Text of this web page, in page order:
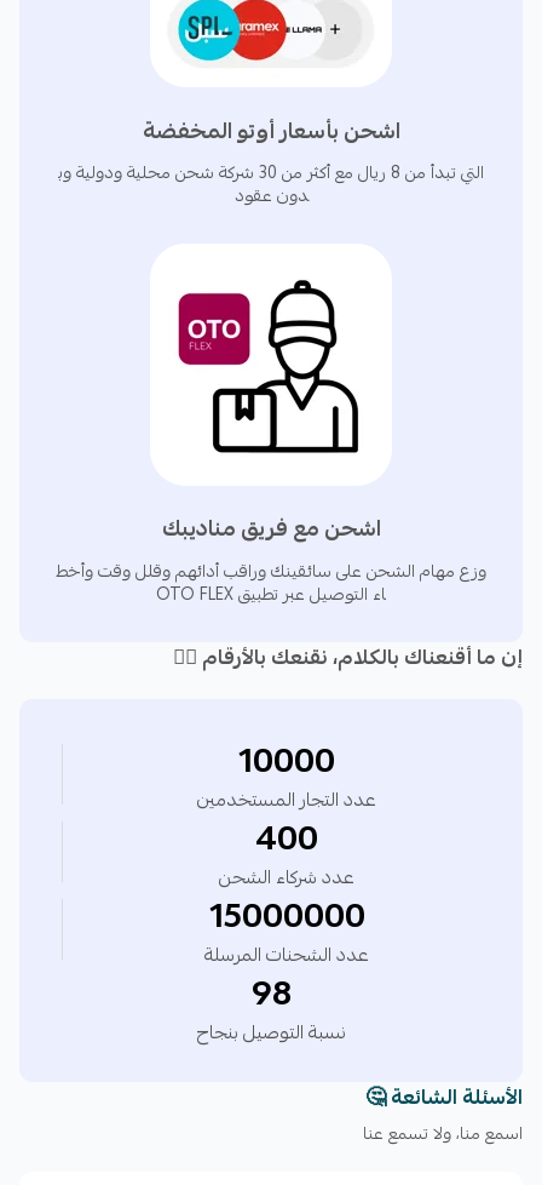
✅ نظام محاسبة الشحن:راجع الفواتير وطابقها أوتوماتيكيًا
مع أسعارك الفعليه في العقد المتفق عليه مع شركات
-لماذا يختار التجار أوتو؟
3️⃣ لا حاجة لأي خبرة تقنية — ابدأ خلال دقائق.
اشحن بأسعار أوتو المخفضة
التي تبدأ من 8 ريال مع أكثر من 30 شركة شحن محلية ودولية وب
دون عقود
اشحن مع فريق مناديبك
وزع مهام الشحن على سائقينك وراقب أدائهم وقلل وقت وأخط
اء التوصيل عبر تطبيق OTO FLEX
إن ما أقنعناك بالكلام، نقنعك بالأرقام ☝🏽
10000
عدد التجار المستخدمين
400
عدد شركاء الشحن
15000000
عدد الشحنات المرسلة
98
نسبة التوصيل بنجاح
الأسئلة الشائعة 🤔
اسمع منا، ولا تسمع عنا